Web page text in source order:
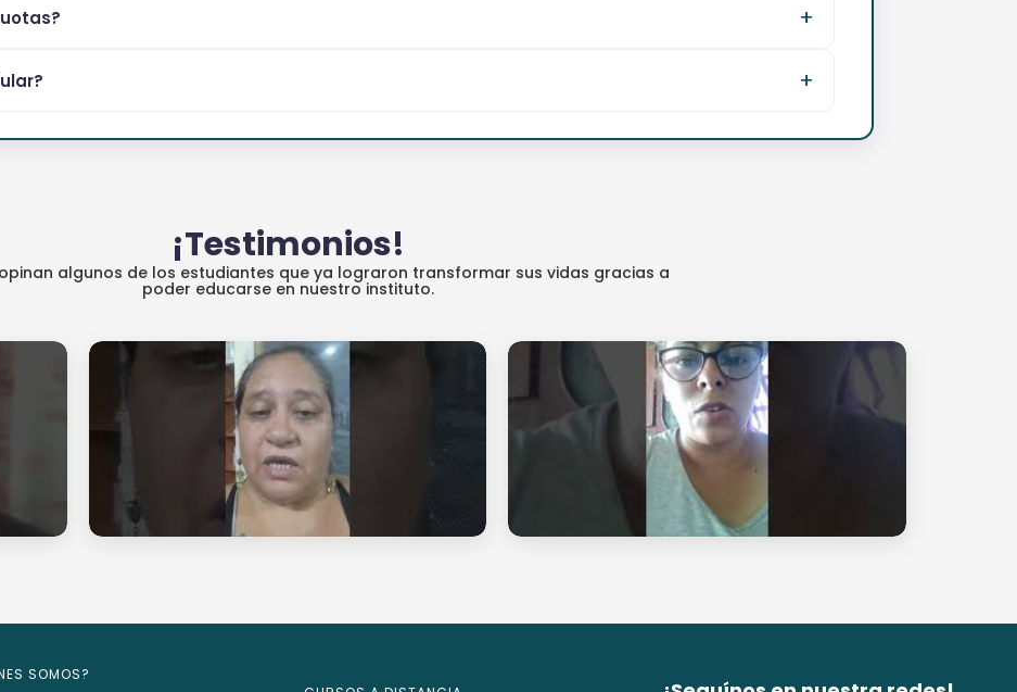
¡Testimonios!
algunos de los estudiantes que ya lograron transformar sus vidas gracias a
poder educarse en nuestro instituto.
SOMOS?